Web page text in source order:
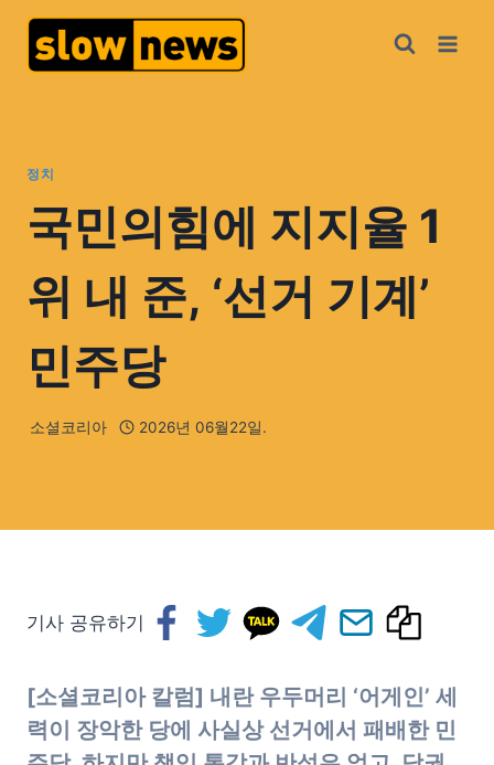
정치
국민의힘에 지지율 1
위 내 준, ‘선거 기계’
민주당
소셜코리아 2026년 06월22일.
기사 공유하기
[소셜코리아 칼럼] 내란 우두머리 ‘어게인’ 세
력이 장악한 당에 사실상 선거에서 패배한 민